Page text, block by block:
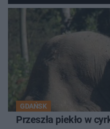
GDAŃSK
Przeszła piekło w